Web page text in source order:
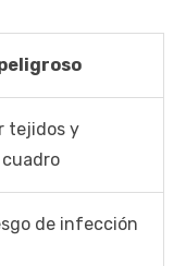
tejidos y
de infección